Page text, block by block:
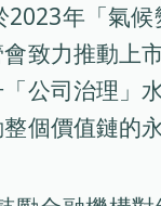
年「氣
致力推動上
公司治理」
個價值鏈的